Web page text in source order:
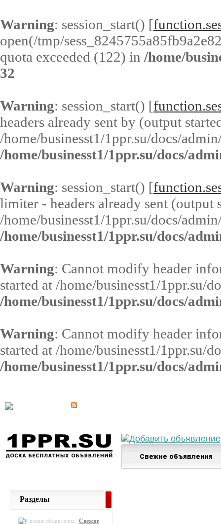
Warning: session_start() [
open(/tmp/
quota exceeded (122) in /home/
32
Warning: session_start() [
headers already sent by (output
/home/businesst1/1ppr.su/docs/
/home/businesst1/1ppr.su/docs/
Warning: session_start() [
limiter - headers already sent (output
/home/businesst1/1ppr.su/docs/
/home/businesst1/1ppr.su/docs/
Warning: Cannot modify header
started at /home/businesst1/1ppr.su/
/home/businesst1/1ppr.su/docs/
Warning: Cannot modify header
started at /home/businesst1/1ppr.su/
/home/businesst1/1ppr.su/docs/
Разделы
Свежие